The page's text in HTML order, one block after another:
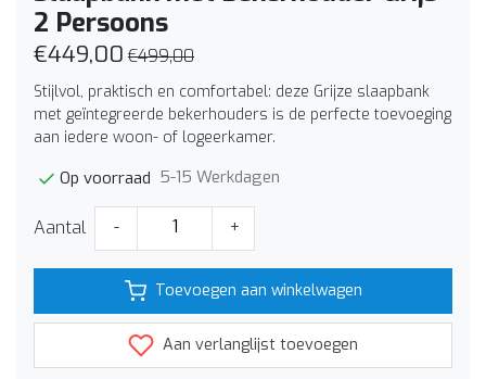
2 Persoons
€449,00 €499,00
Stijlvol, praktisch en comfortabel: deze Grijze slaapbank
met geïntegreerde bekerhouders is de perfecte toevoeging
aan iedere woon- of logeerkamer.
Op voorraad 5-15 Werkdagen
Aantal - +
Toevoegen aan winkelwagen
Aan verlanglijst toevoegen